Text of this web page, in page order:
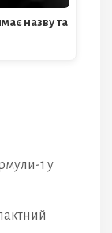
назву та
1 у